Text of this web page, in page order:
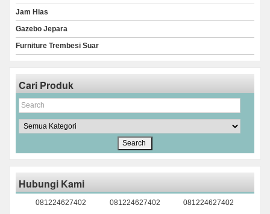
Jam Hias
Gazebo Jepara
Furniture Trembesi Suar
Cari Produk
Hubungi Kami
081224627402 081224627402
081224627402